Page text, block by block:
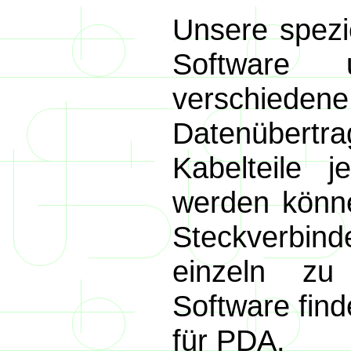
Unsere
Software
Kabelteile
werden
einzeln zu
Software
für PDA.